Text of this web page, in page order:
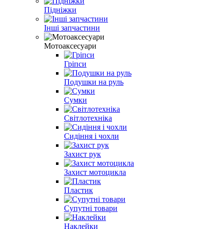
Підніжки
Інші запчастини
Мотоаксесуари
Гріпси
Подушки на руль
Сумки
Світлотехніка
Сидіння і чохли
Захист рук
Захист мотоцикла
Пластик
Супутні товари
Наклейки